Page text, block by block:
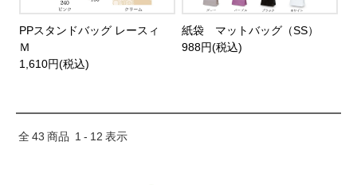
PPスタンドバッグ レースィ
Ｍ
1,610円(税込)
紙袋 マットバッグ（SS）
988円(税込)
全43 商品 1 - 12 表示